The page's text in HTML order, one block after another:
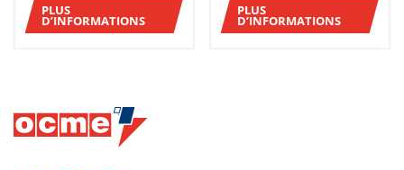
PLUS
D’INFORMATIONS
PLUS
D’INFORMATIONS